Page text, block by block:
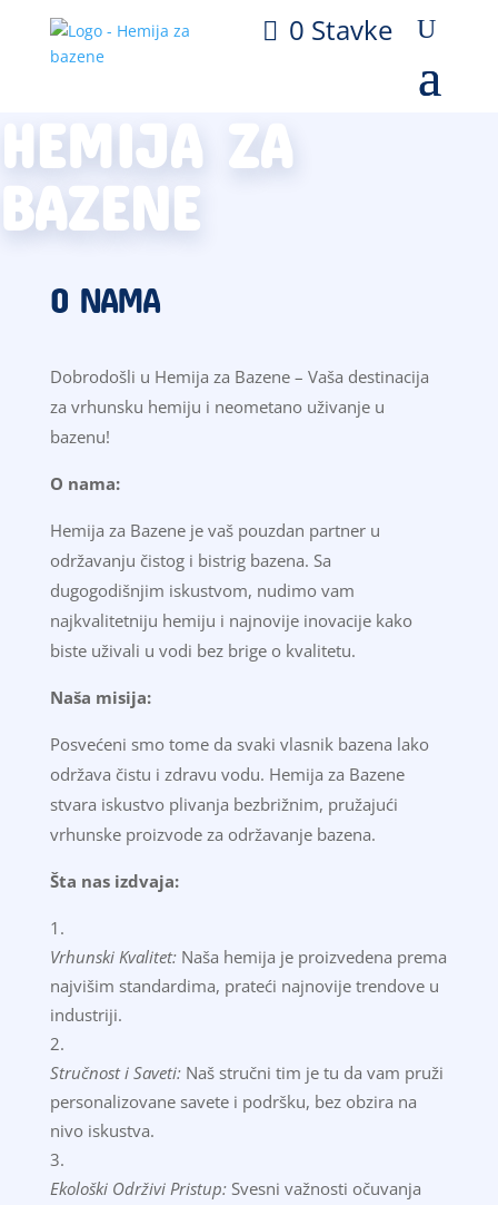
0 Stavke
HEMIJA ZA
BAZENE
O NAMA
Dobrodošli u Hemija za Bazene – Vaša destinacija
za vrhunsku hemiju i neometano uživanje u
bazenu!
O nama:
Hemija za Bazene je vaš pouzdan partner u
održavanju čistog i bistrig bazena. Sa
dugogodišnjim iskustvom, nudimo vam
najkvalitetniju hemiju i najnovije inovacije kako
biste uživali u vodi bez brige o kvalitetu.
Naša misija:
Posvećeni smo tome da svaki vlasnik bazena lako
održava čistu i zdravu vodu. Hemija za Bazene
stvara iskustvo plivanja bezbrižnim, pružajući
vrhunske proizvode za održavanje bazena.
Šta nas izdvaja:
Vrhunski Kvalitet:Naša hemija je proizvedena prema
najvišim standardima, prateći najnovije trendove u
industriji.
Stručnost i Saveti:Naš stručni tim je tu da vam pruži
personalizovane savete i podršku, bez obzira na
nivo iskustva.
Ekološki Održivi Pristup:Svesni važnosti očuvanja